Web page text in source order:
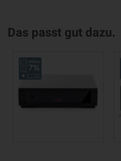
Das passt gut dazu.